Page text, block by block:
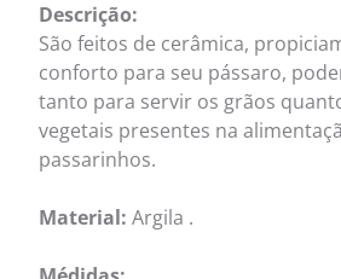
Descrição:
São feitos de cerâmica,
conforto para seu pássaro,
tanto para servir os grãos
vegetais presentes na
passarinhos.
Material: Argila .